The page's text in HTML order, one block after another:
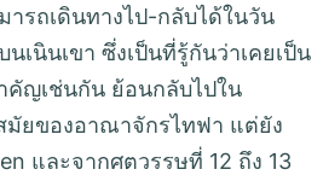
ารถเดินทางไป-กลับได้ในวัน
เนินเขา ซึ่งเป็นที่รู้กันว่าเคยเป็น
ญเช่นกัน ย้อนกลับไปใน
มัยของอาณาจักรไทฟา แต่ยัง
และจากศตวรรษที่ 12 ถึง 13